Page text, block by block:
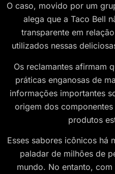
O caso, movido por um
alega que a Taco Bell
transparente em
utilizados nessas
Os reclamantes afirmam
práticas enganosas de
informações importantes
origem dos componentes
produtos
Esses sabores icônicos há
paladar de milhões de
mundo. No entanto,